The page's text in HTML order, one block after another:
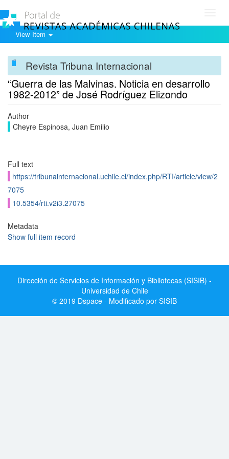
View Item
Revista Tribuna Internacional
“Guerra de las Malvinas. Noticia en desarrollo
1982-2012” de José Rodríguez Elizondo
Author
Cheyre Espinosa, Juan Emilio
Full text
https://tribunainternacional.uchile.cl/index.php/RTI/article/view/2
7075
10.5354/rti.v2i3.27075
Metadata
Show full item record
Dirección de Servicios de Información y Bibliotecas (SISIB) -
Universidad de Chile
© 2019 Dspace - Modificado por SISIB